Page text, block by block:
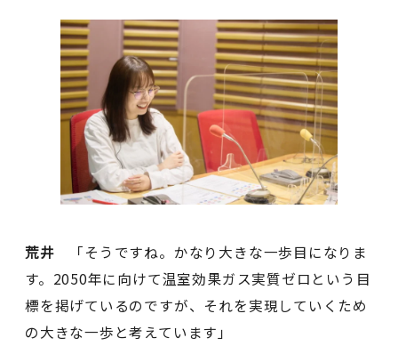
荒井 「そうですね。かなり大きな一歩目になりま
す。2050年に向けて温室効果ガス実質ゼロという目
標を掲げているのですが、それを実現していくため
の大きな一歩と考えています」